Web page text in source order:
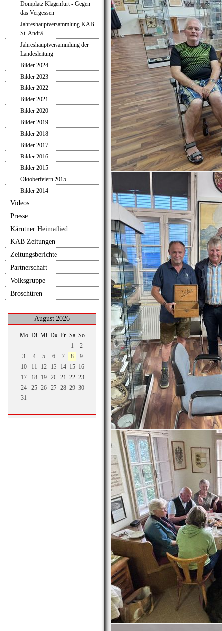
Domplatz Klagenfurt - Gegen
das Vergessen
Jahreshauptversammlung KAB
St. Andrä
Jahreshauptversammlung der
Landesleitung
Bilder 2024
Bilder 2023
Bilder 2022
Bilder 2021
Bilder 2020
Bilder 2019
Bilder 2018
Bilder 2017
Bilder 2016
Bilder 2015
Oktoberfeiern 2015
Bilder 2014
Videos
Presse
Kärntner Heimatlied
KAB Zeitungen
Zeitungsberichte
Partnerschaft
Volksgruppe
Broschüren
August 2026
Mo Di Mi Do Fr Sa So
1
2
3
4 5 6 7 8
9
10
11 12 13 14 15 16
17
18 19 20 21 22 23
24
25 26 27 28 29 30
31